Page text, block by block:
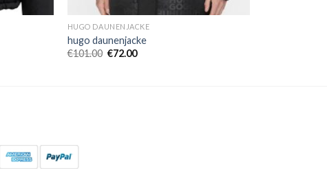
HUGO DAUNENJACKE
hugo daunenjacke
€101.00 €72.00